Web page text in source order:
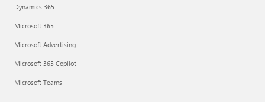
Dynamics 365
Microsoft 365
Microsoft Advertising
Microsoft 365 Copilot
Microsoft Teams